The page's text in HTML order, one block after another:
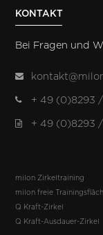
KONTAKT
Bei Fragen und
+ 49 (0)8293
+ 49 (0)8293
milon Zirkeltraining
milon freie
Q Kraft-Zirkel
Q Kraft-Ausdauer-Zirkel